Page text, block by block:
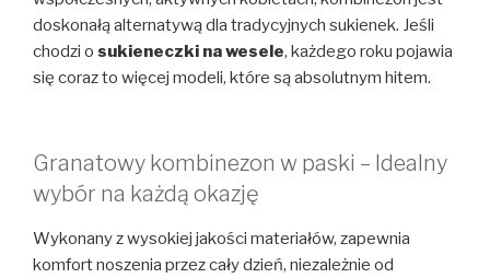
doskonałą alternatywą dla tradycyjnych sukienek. Jeśli
chodzi o sukieneczki na wesele, każdego roku pojawia
się coraz to więcej modeli, które są absolutnym hitem.
Granatowy kombinezon w paski – Idealny
wybór na każdą okazję
Wykonany z wysokiej jakości materiałów, zapewnia
komfort noszenia przez cały dzień, niezależnie od